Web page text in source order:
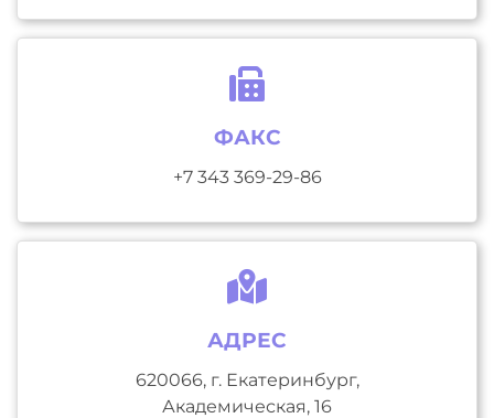
ФАКС
+7 343 369-29-86
АДРЕС
620066, г. Екатеринбург,
Академическая, 16